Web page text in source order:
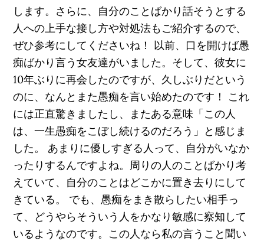
します。さらに、自分のことばかり話そうとする
人への上手な接し方や対処法もご紹介するので、
ぜひ参考にしてくださいね！ 以前、口を開けば愚
痴ばかり言う女友達がいました。そして、彼女に
10年ぶりに再会したのですが、久しぶりだという
のに、なんとまた愚痴を言い始めたのです！ これ
には正直驚きましたし、またある意味「この人
は、一生愚痴をこぼし続けるのだろう」と感じま
した。 あまりに優しすぎる人って、自分がいなか
ったりするんですよね。周りの人のことばかり考
えていて、自分のことはどこかに置き去りにして
きている。 でも、愚痴をまき散らしたい相手っ
て、どうやらそういう人をかなり敏感に察知して
いるようなのです。この人なら私の言うこと聞い